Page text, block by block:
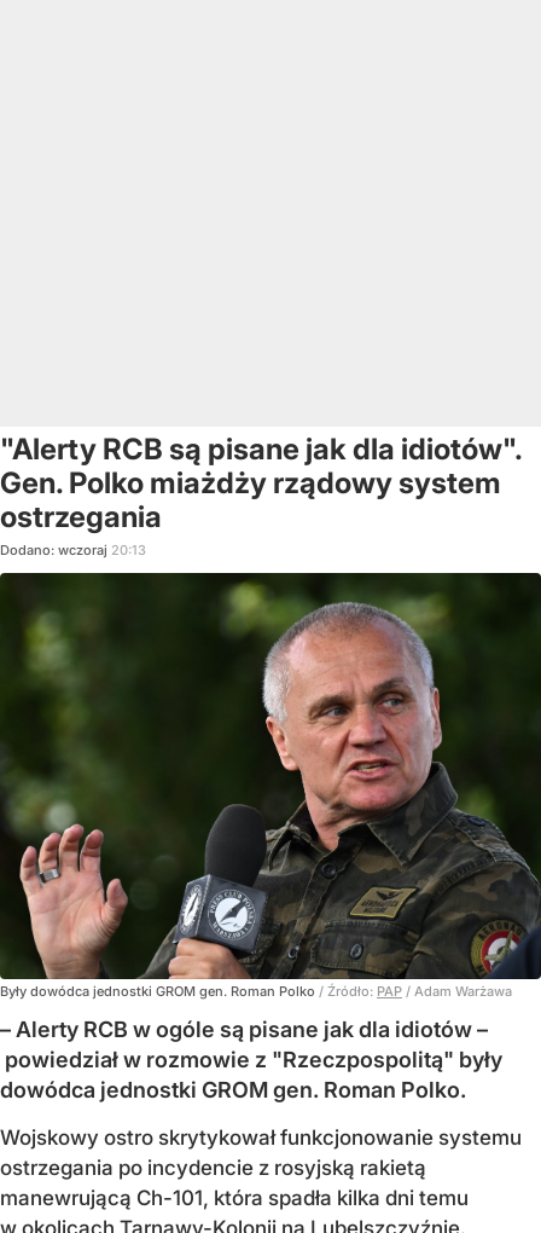
"Alerty RCB są pisane jak dla idiotów".
Gen. Polko miażdży rządowy system
ostrzegania
Dodano: wczoraj 20:13
Były dowódca jednostki GROM gen. Roman Polko / Źródło: PAP / Adam Warżawa
– Alerty RCB w ogóle są pisane jak dla idiotów –
powiedział w rozmowie z "Rzeczpospolitą" były
dowódca jednostki GROM gen. Roman Polko.
Wojskowy ostro skrytykował funkcjonowanie systemu
ostrzegania po incydencie z rosyjską rakietą
manewrującą Ch-101, która spadła kilka dni temu